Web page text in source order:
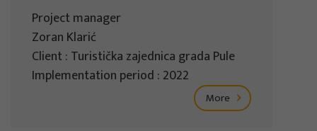
Project manager
Zoran Klarić
Client : Turistička zajednica grada Pule
Implementation period : 2022
More